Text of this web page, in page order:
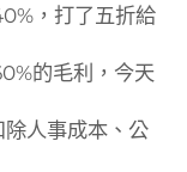
，打了五折給
的毛利，今天
人事成本、公